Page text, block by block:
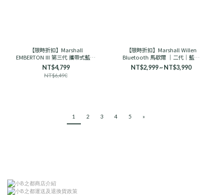
【限時折扣】Marshall
EMBERTON III 第三代 攜帶式藍芽
喇叭 馬歇爾
NT$4,799
NT$6,490
【限時折扣】Marshall Willen
Bluetooth 馬歇爾 ｜二代｜藍芽
音響 古銅黑/奶油白
NT$2,999 ~ NT$3,990
1 2 3 4 5 »